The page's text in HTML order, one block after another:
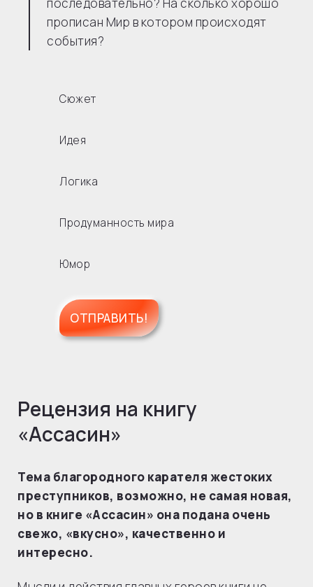
Сюжет
Идея
Логика
Продуманность мира
Юмор
прописан Мир в котором происходят
события?
Рецензия на книгу
«Ассасин»
Тема благородного карателя жестоких
преступников, возможно, не самая новая,
но в книге «Ассасин» она подана очень
свежо, «вкусно», качественно и
интересно.